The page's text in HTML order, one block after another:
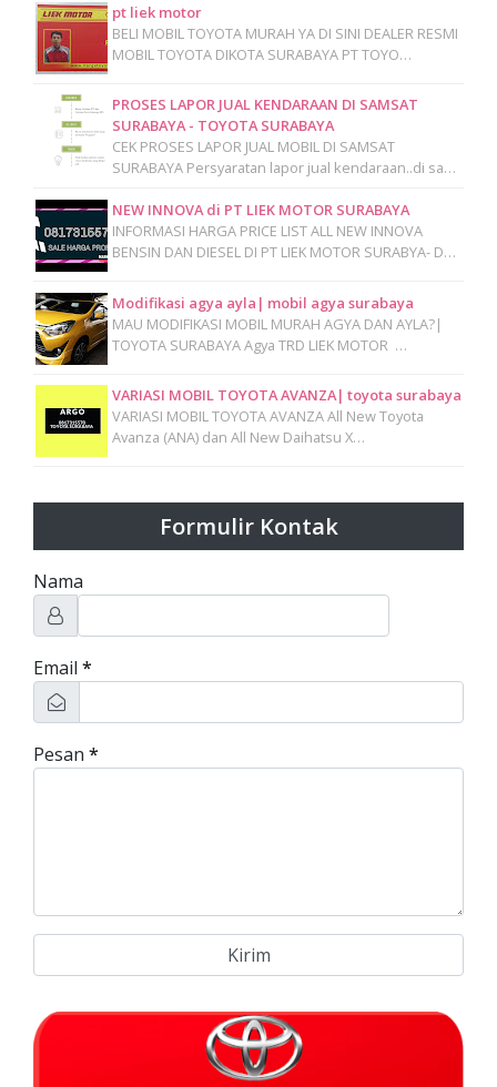
pt liek motor
BELI MOBIL TOYOTA MURAH YA DI SINI DEALER RESMI
MOBIL TOYOTA DIKOTA SURABAYA PT TOYO…
PROSES LAPOR JUAL KENDARAAN DI SAMSAT
SURABAYA - TOYOTA SURABAYA
CEK PROSES LAPOR JUAL MOBIL DI SAMSAT
SURABAYA Persyaratan lapor jual kendaraan..di sa…
NEW INNOVA di PT LIEK MOTOR SURABAYA
INFORMASI HARGA PRICE LIST ALL NEW INNOVA
BENSIN DAN DIESEL DI PT LIEK MOTOR SURABYA- D…
Modifikasi agya ayla| mobil agya surabaya
MAU MODIFIKASI MOBIL MURAH AGYA DAN AYLA?|
TOYOTA SURABAYA Agya TRD LIEK MOTOR …
VARIASI MOBIL TOYOTA AVANZA| toyota surabaya
VARIASI MOBIL TOYOTA AVANZA All New Toyota
Avanza (ANA) dan All New Daihatsu X…
Formulir Kontak
Nama
Email *
Pesan *